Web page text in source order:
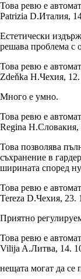
Това ревю е
Patrizia D.Италия,
Естетически
решава проблема с
Това ревю е
Zdeňka H.Чехия,
Много е умно.
Това ревю е
Regina H.Словакия,
Това позволява
съхранение в
ширината според
Това ревю е
Tereza D.Чехия, 23.
Приятно
Това ревю е
Vilija A.Литва, 14.
нещата могат да се